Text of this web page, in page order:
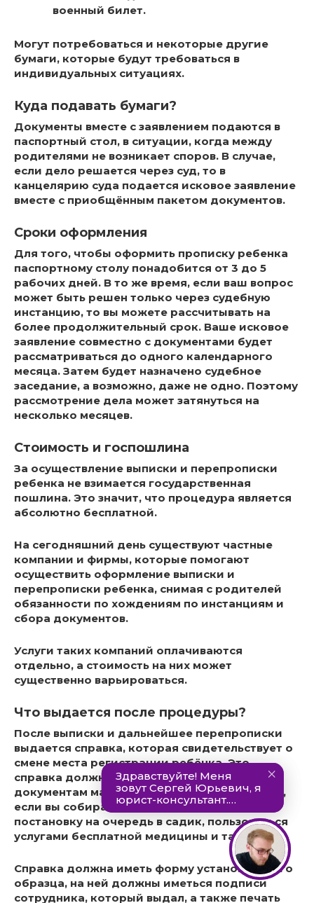
военный билет.
Могут потребоваться и некоторые другие
бумаги, которые будут требоваться в
индивидуальных ситуациях.
Куда подавать бумаги?
Документы вместе с заявлением подаются в
паспортный стол, в ситуации, когда между
родителями не возникает споров. В случае,
если дело решается через суд, то в
канцелярию суда подается исковое заявление
вместе с приобщённым пакетом документов.
Сроки оформления
Для того, чтобы оформить прописку ребенка
паспортному столу понадобится от 3 до 5
рабочих дней. В то же время, если ваш вопрос
может быть решен только через судебную
инстанцию, то вы можете рассчитывать на
более продолжительный срок. Ваше исковое
заявление совместно с документами будет
рассматриваться до одного календарного
месяца. Затем будет назначено судебное
заседание, а возможно, даже не одно. Поэтому
рассмотрение дела может затянуться на
несколько месяцев.
Стоимость и госпошлина
За осуществление выписки и перепрописки
ребенка не взимается государственная
пошлина. Это значит, что процедура является
абсолютно бесплатной.
На сегодняшний день существуют частные
компании и фирмы, которые помогают
осуществить оформление выписки и
перепрописки ребенка, снимая с родителей
обязанности по хождениям по инстанциям и
сбора документов.
Услуги таких компаний оплачиваются
отдельно, а стоимость на них может
существенно варьироваться.
Что выдается после процедуры?
После выписки и дальнейшее перепрописки
выдается справка, которая свидетельствует о
смене места регистрации ребёнка. Это
справка должна быть приобщена к общим
документам малыша, и необходима в случае,
если вы собираетесь осуществлять его
постановку на очередь в садик, пользоваться
услугами бесплатной медицины и так далее.
Справка должна иметь форму установленного
образца, на ней должны иметься подписи
сотрудника, который выдал, а также печать